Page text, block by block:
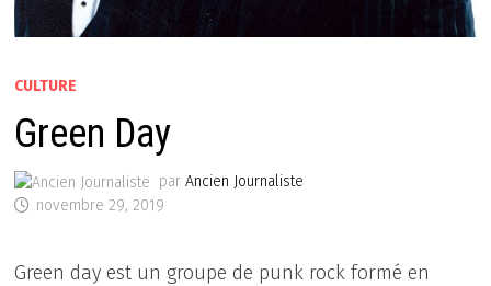
CULTURE
Green Day
parAncien Journaliste
novembre 29, 2019
Green day est un groupe de punk rock formé en